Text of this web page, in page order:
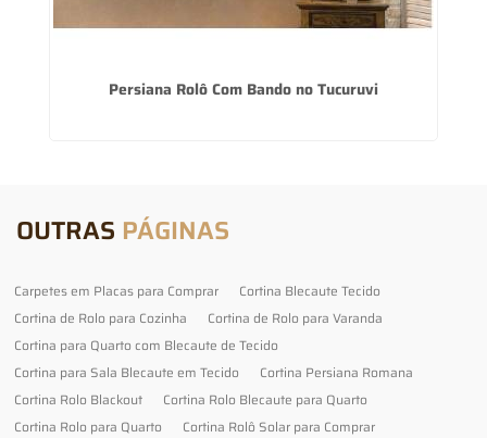
Persiana Rolô Com Bando no Tucuruvi
OUTRAS PÁGINAS
Carpetes em Placas para Comprar
Cortina Blecaute Tecido
Cortina de Rolo para Cozinha
Cortina de Rolo para Varanda
Cortina para Quarto com Blecaute de Tecido
Cortina para Sala Blecaute em Tecido
Cortina Persiana Romana
Cortina Rolo Blackout
Cortina Rolo Blecaute para Quarto
Cortina Rolo para Quarto
Cortina Rolô Solar para Comprar